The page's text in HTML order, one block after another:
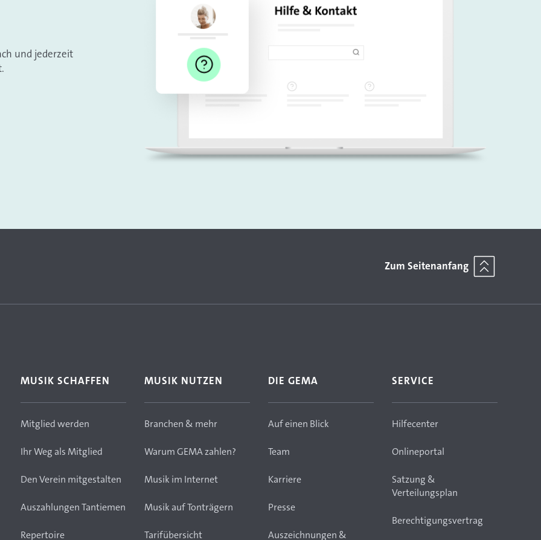
und jederzeit
Zum Seitenanfang
MUSIK SCHAFFEN
Mitglied werden
Ihr Weg als Mitglied
Den Verein mitgestalten
Auszahlungen Tantiemen
Repertoire
MUSIK NUTZEN
Branchen & mehr
Warum GEMA zahlen?
Musik im Internet
Musik auf Tonträgern
Tarifübersicht
DIE GEMA
Auf einen Blick
Team
Karriere
Presse
Auszeichnungen &
SERVICE
Hilfecenter
Onlineportal
Satzung &
Verteilungsplan
Berechtigungsvertrag